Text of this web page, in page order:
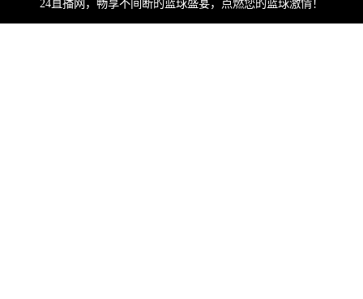
24直播网，畅享不间断的篮球盛宴，点燃您的篮球激情！